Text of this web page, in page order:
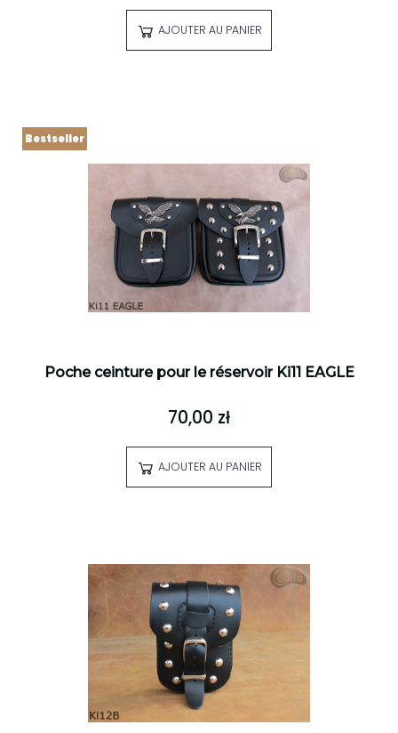
AJOUTER AU PANIER
Poche ceinture pour le réservoir Ki11 EAGLE
70,00 zł
AJOUTER AU PANIER
Bestseller